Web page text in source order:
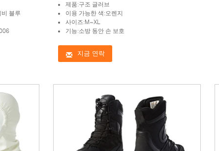
블루
제품:구조 글러브
이용 가능한 색:오렌지
사이즈:M~XL
기능:소방 동안 손 보호
지금 연락